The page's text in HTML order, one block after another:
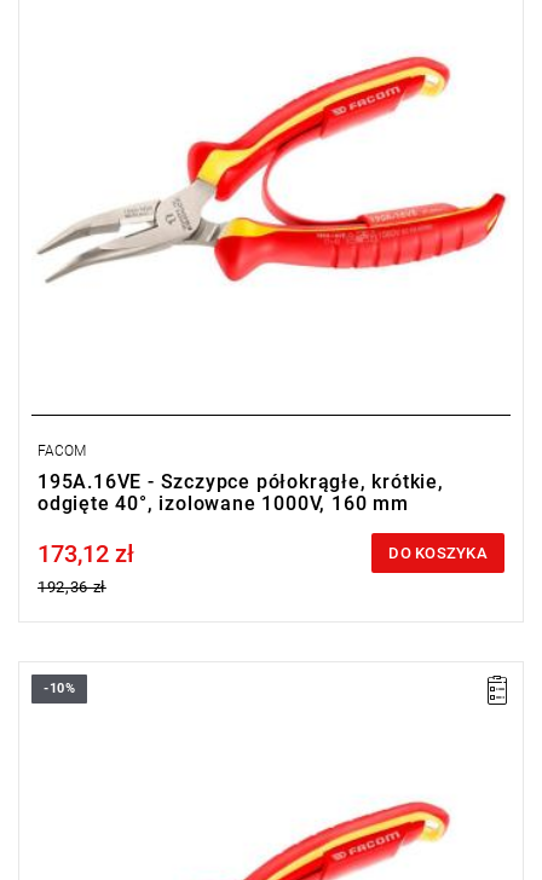
FACOM
195A.16VE - Szczypce półokrągłe, krótkie,
odgięte 40°, izolowane 1000V, 160 mm
Price tax included
173,12 zł
192,36 zł
DO KOSZYKA
• Długość: 160 mm
-10%